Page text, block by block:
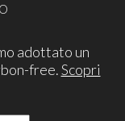
adottato un
free.Scopri